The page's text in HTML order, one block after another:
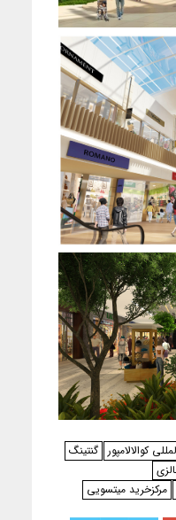
کوالالامپور گنتینگ
مرکزخرید میتسویی